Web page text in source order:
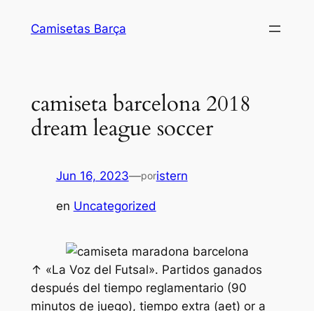
Camisetas Barça
camiseta barcelona 2018
dream league soccer
Jun 16, 2023—poristern
en Uncategorized
↑ «La Voz del Futsal». Partidos ganados
después del tiempo reglamentario (90
minutos de juego), tiempo extra (aet) or a